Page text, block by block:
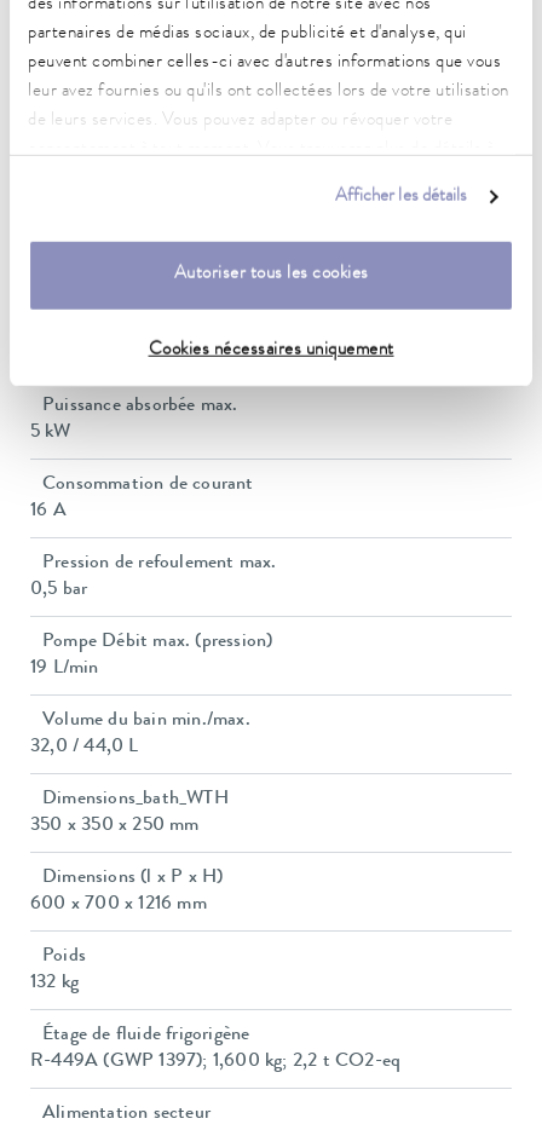
des informations sur l'utilisation de notre site avec nos
partenaires de médias sociaux, de publicité et d'analyse, qui
peuvent combiner celles-ci avec d'autres informations que vous
leur avez fournies ou qu'ils ont collectées lors de votre utilisation
de leurs services. Vous pouvez adapter ou révoquer votre
Afficher les détails
Autoriser tous les cookies
Cookies nécessaires uniquement
(selon DIN 12876)
Plage de température de fonctionnement
-50 ... 200 °C
Puissance absorbée max.
5 kW
Consommation de courant
16 A
Pression de refoulement max.
0,5 bar
Pompe Débit max. (pression)
19 L/min
Volume du bain min./max.
32,0 / 44,0 L
Dimensions_bath_WTH
350 x 350 x 250 mm
Dimensions (l x P x H)
600 x 700 x 1216 mm
Poids
132 kg
Étage de fluide frigorigène
R-449A (GWP 1397); 1,600 kg; 2,2 t CO2-eq
Alimentation secteur